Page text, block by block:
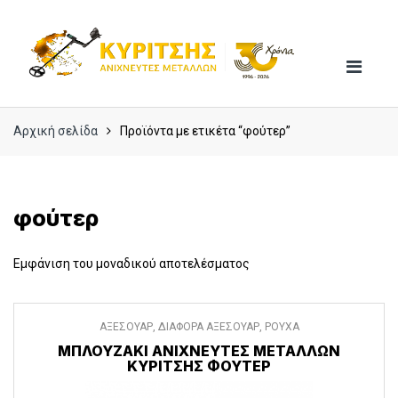
navigation
content
Αρχική σελίδα Προϊόντα με ετικέτα “φούτερ”
φούτερ
Εμφάνιση του μοναδικού αποτελέσματος
ΑΞΕΣΟΥΑΡ, ΔΙΑΦΟΡΑ ΑΞΕΣΟΥΑΡ, ΡΟΥΧΑ
ΜΠΛΟΥΖΆΚΙ ΑΝΙΧΝΕΥΤΈΣ ΜΕΤΆΛΛΩΝ
ΚΥΡΊΤΣΗΣ ΦΟΥΤΕΡ